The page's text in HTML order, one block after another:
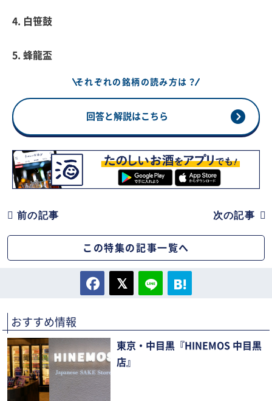
4. 白笹鼓
5. 蜂龍盃
それぞれの銘柄の読み方は？
回答と解説はこちら
前の記事 次の記事
この特集の記事一覧へ
おすすめ情報
東京・中目黒『HINEMOS 中目黒
店』